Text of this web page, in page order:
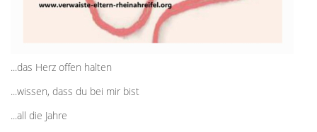
...das Herz offen halten
...wissen, dass du bei mir bist
...all die Jahre